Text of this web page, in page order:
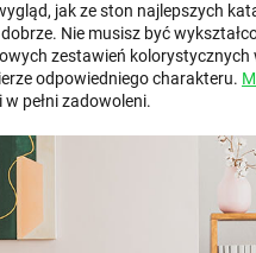
jak ze ston najlepszych
Nie musisz być
zestawień
odpowiedniego charakteru.
pełni zadowoleni.